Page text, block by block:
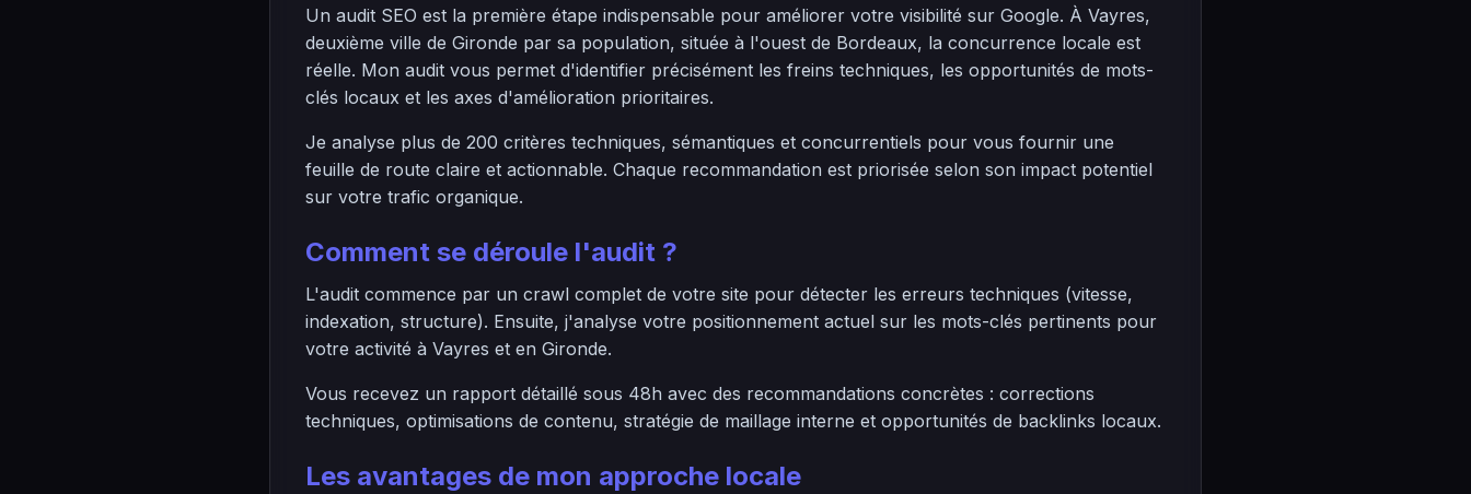
Un audit SEO est la première étape indispensable pour améliorer votre visibilité sur Google. À Vayres,
deuxième ville de Gironde par sa population, située à l'ouest de Bordeaux, la concurrence locale est
réelle. Mon audit vous permet d'identifier précisément les freins techniques, les opportunités de mots-
clés locaux et les axes d'amélioration prioritaires.
Je analyse plus de 200 critères techniques, sémantiques et concurrentiels pour vous fournir une
feuille de route claire et actionnable. Chaque recommandation est priorisée selon son impact potentiel
sur votre trafic organique.
Comment se déroule l'audit ?
L'audit commence par un crawl complet de votre site pour détecter les erreurs techniques (vitesse,
indexation, structure). Ensuite, j'analyse votre positionnement actuel sur les mots-clés pertinents pour
votre activité à Vayres et en Gironde.
Vous recevez un rapport détaillé sous 48h avec des recommandations concrètes : corrections
techniques, optimisations de contenu, stratégie de maillage interne et opportunités de backlinks locaux.
Les avantages de mon approche locale